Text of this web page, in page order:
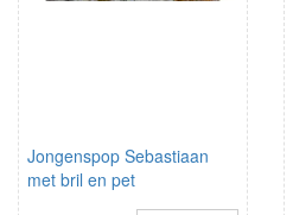
Jongenspop Sebastiaan
met bril en pet